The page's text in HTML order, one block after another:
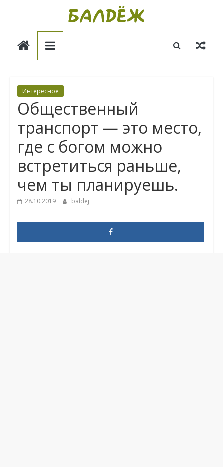
Балдёж
Интересное
Общественный
транспорт — это место,
где с богом можно
встретиться раньше,
чем ты планируешь.
28.10.2019 baldej